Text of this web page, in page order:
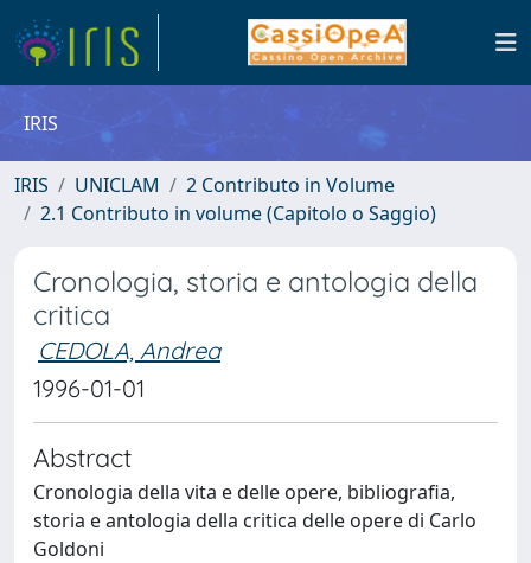
IRIS
IRIS UNICLAM
2 Contributo in Volume
2.1 Contributo in volume (Capitolo o Saggio)
Cronologia, storia e antologia della
critica
CEDOLA, Andrea
1996-01-01
Abstract
Cronologia della vita e delle opere, bibliografia,
storia e antologia della critica delle opere di Carlo
Goldoni